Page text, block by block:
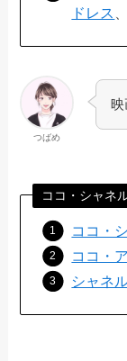
ドレス
つばめ
映
ココ・シャネ
ココ・
ココ・
シャネ